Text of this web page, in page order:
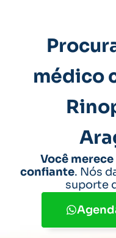
médico
Você
confiante. Nós
suporte